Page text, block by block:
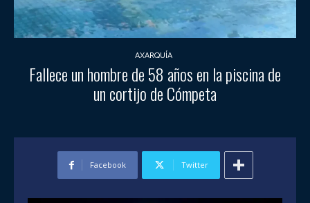
AXARQUÍA
Fallece un hombre de 58 años en la piscina de
un cortijo de Cómpeta
Facebook Twitter